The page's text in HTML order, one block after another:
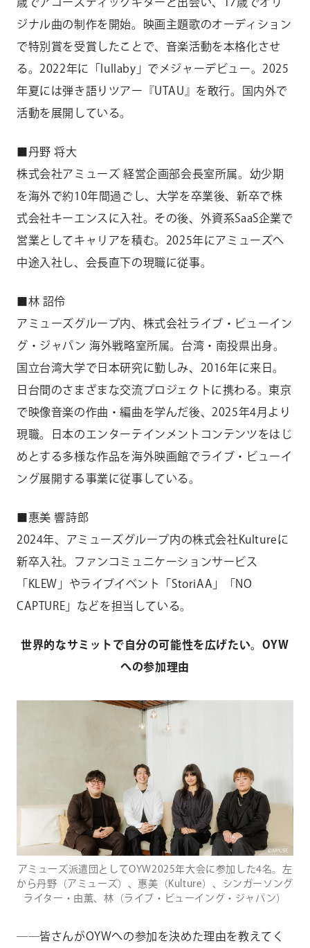
ジナル曲の制作を開始。映画主題歌のオーディション
で特別賞を受賞したことで、音楽活動を本格化させ
る。2022年に「lullaby」でメジャーデビュー。2025
年夏には弾き語りツアー『UTAU』を敢行。国内外で
活動を展開している。
■丹野 将大
株式会社アミューズ 経営企画部会長室所属。幼少期
を海外で約10年間過ごし、大学を卒業後、新卒で株
式会社キーエンスに入社。その後、外資系SaaS企業で
営業としてキャリアを積む。2025年にアミューズへ
中途入社し、会長直下の現職に従事。
■林 詔伶
アミューズグループ内、株式会社ライブ・ビューイン
グ・ジャパン 海外戦略室所属。台湾・南投県出身。
国立台湾大学で日本研究に勤しみ、2016年に来日。
日台間のさまざまな交流プロジェクトに携わる。東京
で映像音楽の作曲・編曲を学んだ後、2025年4月より
現職。日本のエンターテインメントコンテンツをはじ
めとする多様な作品を海外映画館でライブ・ビューイ
ング展開する事業に従事している。
■惠美 響詩郎
2024年、アミューズグループ内の株式会社Kultureに
新卒入社。ファンコミュニケーションサービス
「KLEW」やライブイベント「StoriAA」「NO
CAPTURE」などを担当している。
世界的なサミットで自分の可能性を広げたい。OYW
への参加理由
アミューズ派遣団としてOYW2025年大会に参加した4名。左
から丹野（アミューズ）、惠美（Kulture）、シンガーソング
ライター・由薫、林（ライブ・ビューイング・ジャパン）
――皆さんがOYWへの参加を決めた理由を教えてく